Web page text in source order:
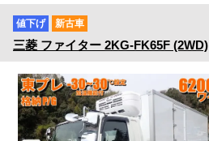
値下げ 新古車
三菱 ファイター 2KG-FK65F (2WD)